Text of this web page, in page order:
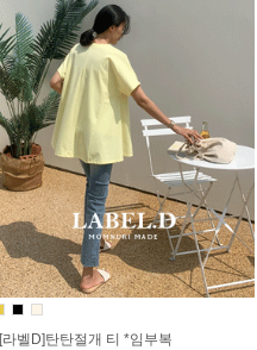
[라벨D]탄탄절개 티 *임부복